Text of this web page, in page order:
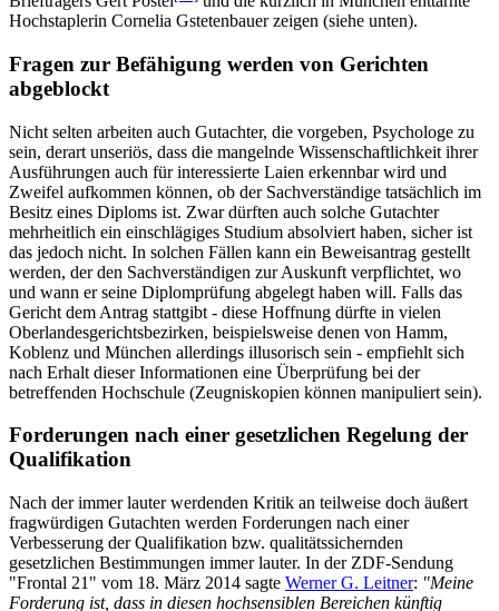
Hochstaplerin Cornelia Gstetenbauer zeigen (siehe unten).
Fragen zur Befähigung werden von Gerichten
abgeblockt
Nicht selten arbeiten auch Gutachter, die vorgeben, Psychologe zu
sein, derart unseriös, dass die mangelnde Wissenschaftlichkeit ihrer
Ausführungen auch für interessierte Laien erkennbar wird und
Zweifel aufkommen können, ob der Sachverständige tatsächlich im
Besitz eines Diploms ist. Zwar dürften auch solche Gutachter
mehrheitlich ein einschlägiges Studium absolviert haben, sicher ist
das jedoch nicht. In solchen Fällen kann ein Beweisantrag gestellt
werden, der den Sachverständigen zur Auskunft verpflichtet, wo
und wann er seine Diplomprüfung abgelegt haben will. Falls das
Gericht dem Antrag stattgibt - diese Hoffnung dürfte in vielen
Oberlandesgerichtsbezirken, beispielsweise denen von Hamm,
Koblenz und München allerdings illusorisch sein - empfiehlt sich
nach Erhalt dieser Informationen eine Überprüfung bei der
betreffenden Hochschule (Zeugniskopien können manipuliert sein).
Forderungen nach einer gesetzlichen Regelung der
Qualifikation
Nach der immer lauter werdenden Kritik an teilweise doch äußert
fragwürdigen Gutachten werden Forderungen nach einer
Verbesserung der Qualifikation bzw. qualitätssichernden
gesetzlichen Bestimmungen immer lauter. In der ZDF-Sendung
"Frontal 21" vom 18. März 2014 sagte Werner G. Leitner: "Meine
Forderung ist, dass in diesen hochsensiblen Bereichen künftig